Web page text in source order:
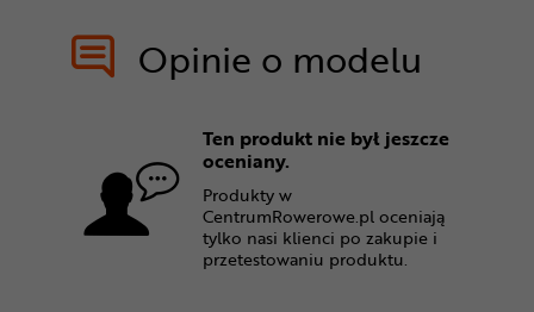
Opinie o modelu
Ten produkt nie był jeszcze
oceniany.
Produkty w
CentrumRowerowe.pl oceniają
tylko nasi klienci po zakupie i
przetestowaniu produktu.